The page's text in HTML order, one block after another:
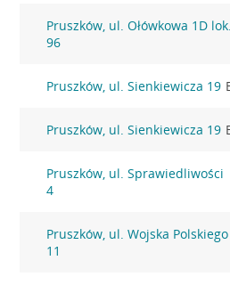
Pruszków, ul. Ołówkowa 1D lok.
96
Pruszków, ul. Sienkiewicza 19
Pruszków, ul. Sienkiewicza 19
Pruszków, ul. Sprawiedliwości
4
Pruszków, ul. Wojska Polskiego
11